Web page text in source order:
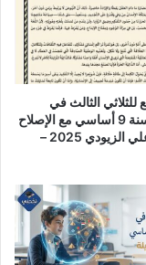
الثالث في
العربية للسنة 9 أساسي مع الإصلاح
– الأستاذ علي الزيودي 2025 –